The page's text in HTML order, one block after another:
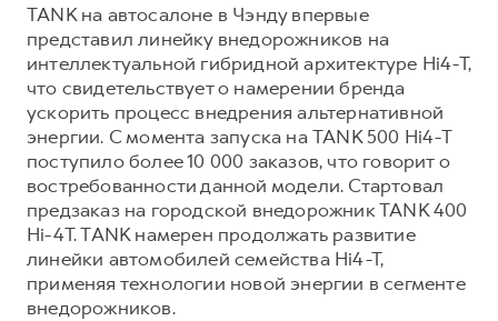
TANK на автосалоне в Чэнду впервые
представил линейку внедорожников на
интеллектуальной гибридной архитектуре Hi4-T,
что свидетельствует о намерении бренда
ускорить процесс внедрения альтернативной
энергии. С момента запуска на TANK 500 Hi4-T
поступило более 10 000 заказов, что говорит о
востребованности данной модели. Стартовал
предзаказ на городской внедорожник TANK 400
Hi-4T. TANK намерен продолжать развитие
линейки автомобилей семейства Hi4-T,
применяя технологии новой энергии в сегменте
внедорожников.